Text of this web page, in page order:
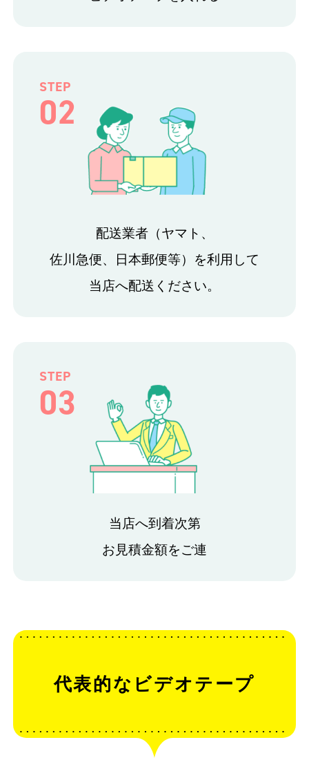
STEP
02
配送業者（ヤマト、
佐川急便、日本郵便等）を利用して
当店へ配送ください。
STEP
03
当店へ到着次第
お見積金額をご連
代表的なビデオテープ